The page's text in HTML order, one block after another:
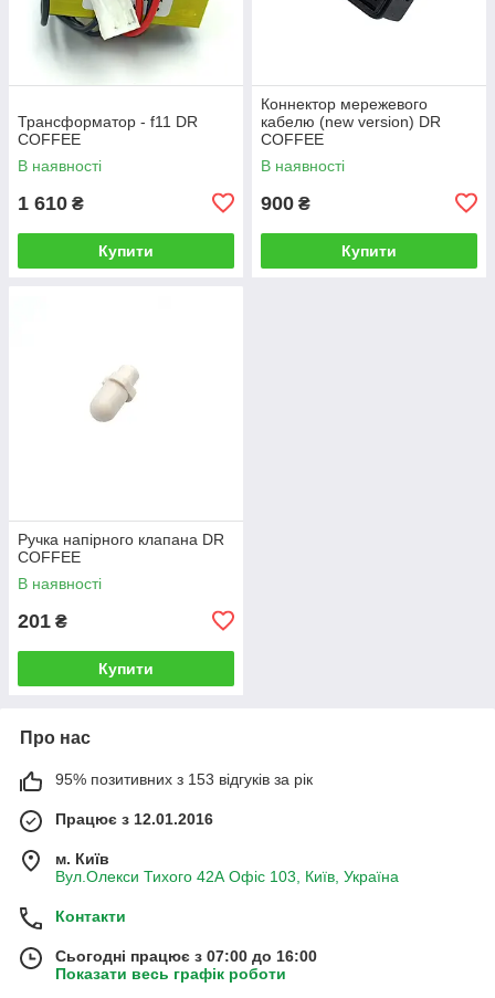
Трансформатор - f11 DR
COFFEE
В наявності
1 610 ₴
Купити
Коннектор мережевого
кабелю (new version) DR
COFFEE
В наявності
900 ₴
Купити
Ручка напірного клапана DR
COFFEE
В наявності
201 ₴
Купити
Про нас
95% позитивних з 153 відгуків за рік
Працює з 12.01.2016
м. Київ
Вул.Олекси Тихого 42А Офіс 103, Київ, Україна
Контакти
Сьогодні працює з 07:00 до 16:00
Показати весь графік роботи